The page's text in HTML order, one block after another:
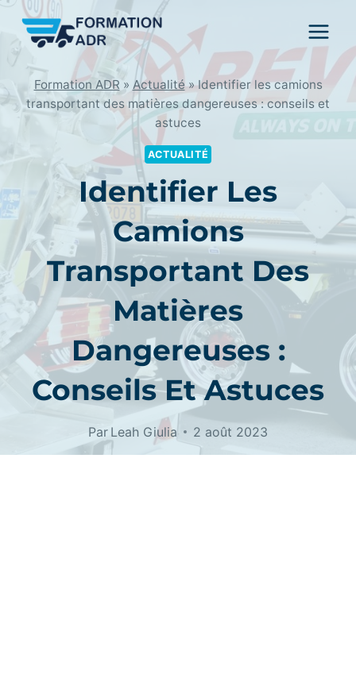
Skip
content
Formation ADR » Actualité»Identifier les camions
transportant des matières dangereuses : conseils et
astuces
ACTUALITÉ
Identifier Les
Camions
Transportant Des
Matières
Dangereuses :
Conseils Et Astuces
Par Leah Giulia 2 août 2023